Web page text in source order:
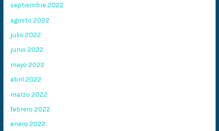
septiembre 2022
agosto 2022
julio 2022
junio 2022
mayo 2022
abril 2022
marzo 2022
febrero 2022
enero 2022